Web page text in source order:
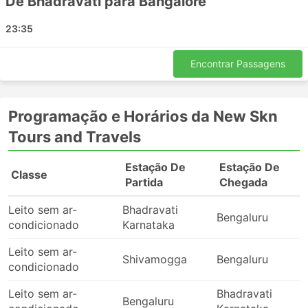
New Skn Tours and Travels incluem:
and Travels
Os ônibus da New Skn Tours and Travels percorre
várias rotas e aqui está a lista de algumas das mais
Shimoga - Bangalore
Bangalore - Bhadravati
Bhadravati - Bangalore
Preços de Passagens e Classes de
Ônibus da New Skn Tours and Travels
23:35
Encontrar Passagens
Programação e Horários da New Skn
Tours and Travels
Classe
Estação De
Partida
Estação De
Chegada
Leito sem ar-
condicionado
Bhadravati
Karnataka
Bengaluru
Leito sem ar-
condicionado
Shivamogga Bengaluru
Leito sem ar-
Bengaluru
Bhadravati